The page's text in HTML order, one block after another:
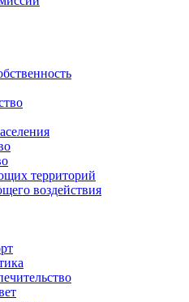
территорий
воздействия